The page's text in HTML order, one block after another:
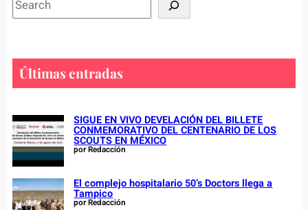
e
h
Últimas entradas
SIGUE EN VIVO DEVELACIÓN DEL BILLETE
CONMEMORATIVO DEL CENTENARIO DE LOS
SCOUTS EN MÉXICO
por Redacción
El complejo hospitalario 50’s Doctors llega a
Tampico
por Redacción